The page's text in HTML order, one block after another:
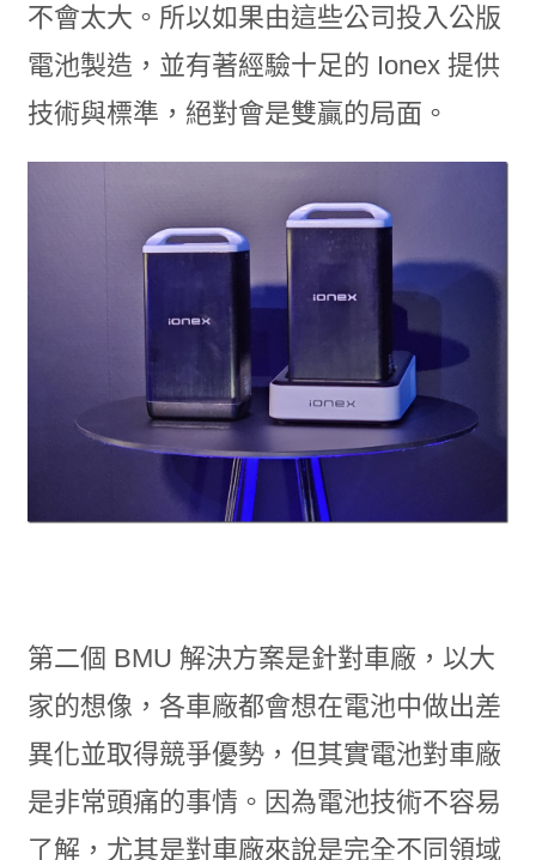
不會太大。所以如果由這些公司投入公版
電池製造，並有著經驗十足的 Ionex 提供
技術與標準，絕對會是雙贏的局面。
第二個 BMU 解決方案是針對車廠，以大
家的想像，各車廠都會想在電池中做出差
異化並取得競爭優勢，但其實電池對車廠
是非常頭痛的事情。因為電池技術不容易
了解，尤其是對車廠來說是完全不同領域